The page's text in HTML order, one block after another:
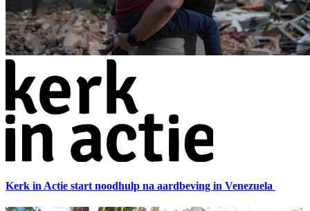
Kerk in Actie start noodhulp na aardbeving in Venezuela